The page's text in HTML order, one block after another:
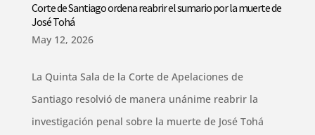
Corte de Santiago ordena reabrir el sumario por la muerte de
José Tohá
May 12, 2026
La Quinta Sala de la Corte de Apelaciones de
Santiago resolvió de manera unánime reabrir la
investigación penal sobre la muerte de José Tohá